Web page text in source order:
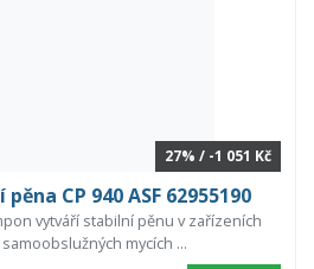
27% / -1 051 Kč
CP 940 ASF 62955190
vytváří stabilní pěnu v zařízeních
mycích ...